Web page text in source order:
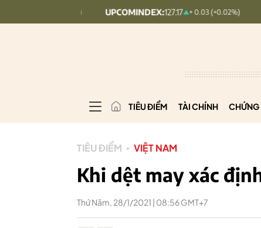
UPCOMINDEX:127.17 + 0.03 (+0.02%) VN30:
TIÊU ĐIỂM TÀI CHÍNH
TIÊU ĐIỂM VIỆT NAM
Khi dệt may xác
Thứ Năm, 28/1/2021 | 08:56 GMT+7